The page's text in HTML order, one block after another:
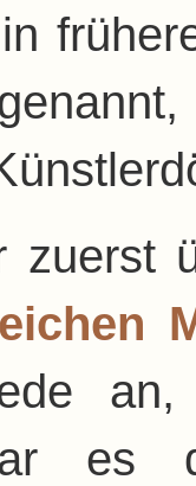
zuerst
es